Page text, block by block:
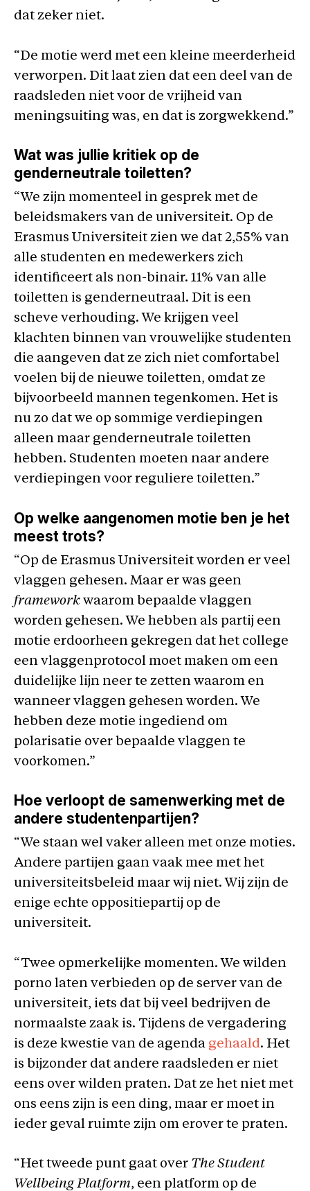
dat zeker niet.
“De motie werd met een kleine meerderheid
verworpen. Dit laat zien dat een deel van de
raadsleden niet voor de vrijheid van
meningsuiting was, en dat is zorgwekkend.”
Wat was jullie kritiek op de
genderneutrale toiletten?
“We zijn momenteel in gesprek met de
beleidsmakers van de universiteit. Op de
Erasmus Universiteit zien we dat 2,55% van
alle studenten en medewerkers zich
identificeert als non-binair. 11% van alle
toiletten is genderneutraal. Dit is een
scheve verhouding. We krijgen veel
klachten binnen van vrouwelijke studenten
die aangeven dat ze zich niet comfortabel
voelen bij de nieuwe toiletten, omdat ze
bijvoorbeeld mannen tegenkomen. Het is
nu zo dat we op sommige verdiepingen
alleen maar genderneutrale toiletten
hebben. Studenten moeten naar andere
verdiepingen voor reguliere toiletten.”
Op welke aangenomen motie ben je het
meest trots?
“Op de Erasmus Universiteit worden er veel
vlaggen gehesen. Maar er was geen
framework waarom bepaalde vlaggen
worden gehesen. We hebben als partij een
motie erdoorheen gekregen dat het college
een vlaggenprotocol moet maken om een
duidelijke lijn neer te zetten waarom en
wanneer vlaggen gehesen worden. We
hebben deze motie ingediend om
polarisatie over bepaalde vlaggen te
voorkomen.”
Hoe verloopt de samenwerking met de
andere studentenpartijen?
“We staan wel vaker alleen met onze moties.
Andere partijen gaan vaak mee met het
universiteitsbeleid maar wij niet. Wij zijn de
enige echte oppositiepartij op de
universiteit.
“Twee opmerkelijke momenten. We wilden
porno laten verbieden op de server van de
universiteit, iets dat bij veel bedrijven de
normaalste zaak is. Tijdens de vergadering
is deze kwestie van de agenda gehaald. Het
is bijzonder dat andere raadsleden er niet
eens over wilden praten. Dat ze het niet met
ons eens zijn is een ding, maar er moet in
ieder geval ruimte zijn om erover te praten.
“Het tweede punt gaat over The Student
Wellbeing Platform, een platform op de